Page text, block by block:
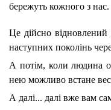
бережуть кожного з нас.
Це дійсно відновлений
наступних поколінь
А потім, коли людина
нею можливо встане
А далі... далі вже вам